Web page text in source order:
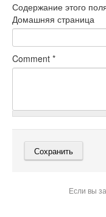
Содержание этого
Домашняя страница
Comment *
Если вы